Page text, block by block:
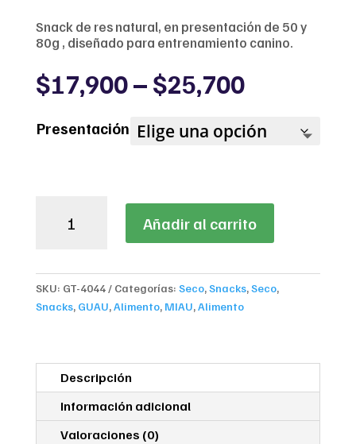
Snack de res natural, en presentación de 50 y
80g , diseñado para entrenamiento canino.
$17,900– $25,700Price
range:
$17,900
through
Presentación
Clauder’s
Rind
–
Premio
Res
para
Perros
cantidad
Añadir al carrito
SKU: GT-4044 Categorías: Seco,Snacks,Seco,
Snacks, GUAU,Alimento, MIAU,Alimento
Descripción
Información adicional
Valoraciones (0)